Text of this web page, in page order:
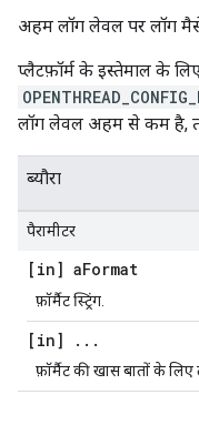
अहम लॉग लेवल पर लॉग
प्लैटफ़ॉर्म के इस्तेमाल के
लॉग लेवल अहम से कम है,
ब्यौरा
पैरामीटर
[in] aFormat
फ़ॉर्मैट स्ट्रिंग.
[in] . . .
फ़ॉर्मैट की खास बातों के लिए